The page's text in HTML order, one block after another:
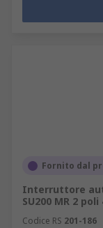
Fornito dal
Interruttore
SU200 MR 2
Codice RS 201-186